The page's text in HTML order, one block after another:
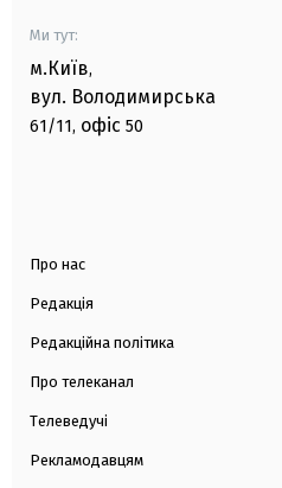
Ми тут:
м.Київ,
вул. Володимирська
61/11, офіс 50
Про нас
Редакція
Редакційна політика
Про телеканал
Телеведучі
Рекламодавцям